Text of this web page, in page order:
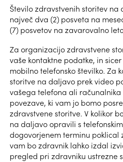
Število zdravstvenih storitev na
največ dva (2) posveta na
(7) posvetov na zavarovalno
Za organizacijo zdravstvene
vaše kontaktne podatke, in
mobilno telefonsko številko. Za
storitve na daljavo prek video
vašega telefona ali
povezave, ki vam jo bomo
zdravstvene storitve. V kolikor
na daljavo opravili s
dogovorjenem terminu poklical
vam bo zdravnik lahko izdal
pregled pri zdravniku ustrezne